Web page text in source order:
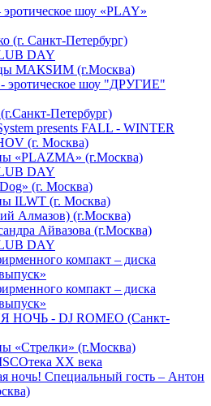
эротическое шоу «PLAY»
(г. Санкт-Петербург)
DAY
МАКSИМ (г.Москва)
- эротическое шоу "ДРУГИЕ"
Петербург)
presents FALL - WINTER
(г. Москва)
«PLAZMA» (г.Москва)
DAY
(г. Москва)
ILWT (г. Москва)
Алмазов) (г.Москва)
Айвазова (г.Москва)
DAY
компакт – диска
компакт – диска
- DJ ROMEO (Санкт-
«Стрелки» (г.Москва)
ХХ века
ночь! Специальный гость – Антон